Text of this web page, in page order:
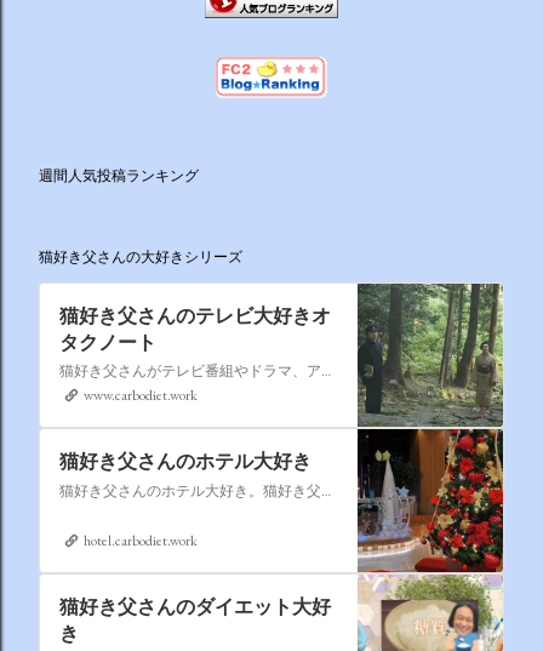
週間人気投稿ランキング
猫好き父さんの大好きシリーズ
猫好き父さんのテレビ大好きオ
タクノート
猫好き父さんがテレビ番組やドラマ、アニメ、特撮ヒーロー,そしてダイエットについて書いたブログです。
www.carbodiet.work
猫好き父さんのホテル大好き
猫好き父さんのホテル大好き。猫好き父さんが宿泊したホテルの情報を徒然なるままに書いていきます。
hotel.carbodiet.work
猫好き父さんのダイエット大好
き